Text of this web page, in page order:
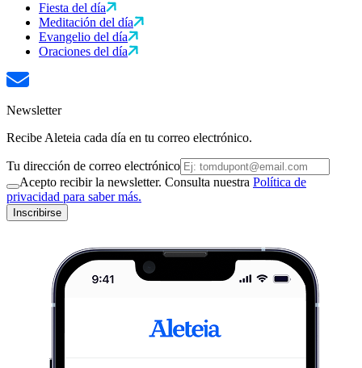
Fiesta del día
Meditación del día
Evangelio del día
Oraciones del día
Newsletter
Recibe Aleteia cada día en tu correo electrónico.
Tu dirección de correo electrónico
Acepto recibir la newsletter. Consulta nuestra Política de
privacidad para saber más.
Inscribirse